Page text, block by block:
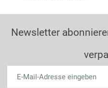
Newsletter